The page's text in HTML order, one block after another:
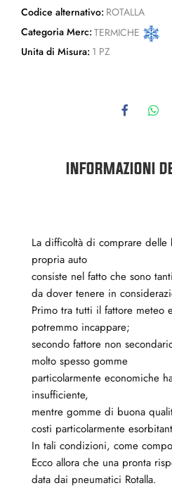
Codice alternativo: ROTALLA
Categoria Merc: TERMICHE
Unita di Misura: 1 PZ
INFORMAZIONI
La difficoltà di comprare
propria auto
consiste nel fatto che sono
da dover tenere in
Primo tra tutti il fattore meteo
potremmo incappare;
secondo fattore non
molto spesso gomme
particolarmente economiche
insufficiente,
mentre gomme di buona
costi particolarmente
In tali condizioni, come
Ecco allora che una pronta
data dai pneumatici Rotalla.